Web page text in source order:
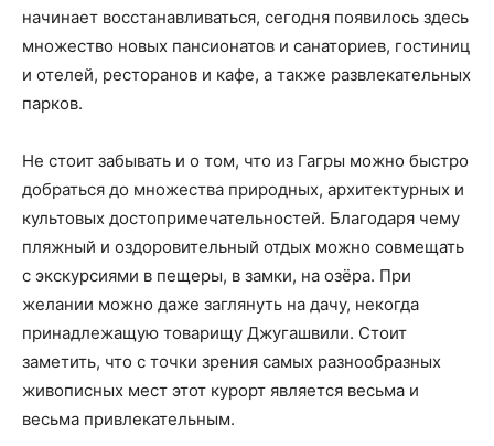
начинает восстанавливаться, сегодня появилось здесь
множество новых пансионатов и санаториев, гостиниц
и отелей, ресторанов и кафе, а также развлекательных
парков.
Не стоит забывать и о том, что из Гагры можно быстро
добраться до множества природных, архитектурных и
культовых достопримечательностей. Благодаря чему
пляжный и оздоровительный отдых можно совмещать
с экскурсиями в пещеры, в замки, на озёра. При
желании можно даже заглянуть на дачу, некогда
принадлежащую товарищу Джугашвили. Стоит
заметить, что с точки зрения самых разнообразных
живописных мест этот курорт является весьма и
весьма привлекательным.